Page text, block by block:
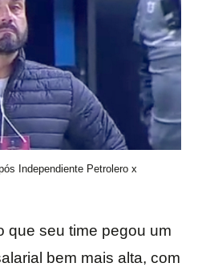
Independiente Petrolero x
que seu time pegou um
bem mais alta, com